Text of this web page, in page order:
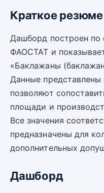
Краткое резюме
Дашборд построен
ФАОСТАТ и
«Баклажаны
Данные представлены
позволяют
площади и
Все значения
предназначены для
дополнительных
Дашборд